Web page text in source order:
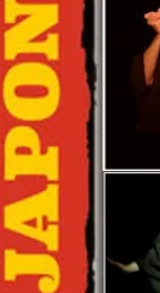
En
Février
Et
Mars
2019